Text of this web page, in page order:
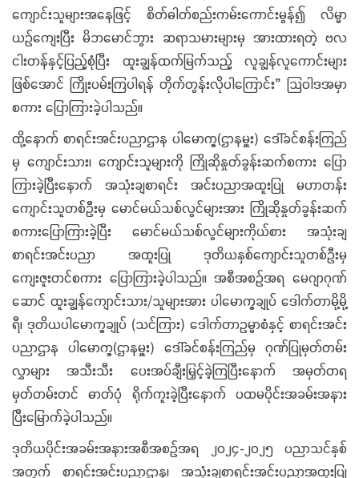
ကျောင်းသူများအနေဖြင့် စိတ်ဓါတ်စည်းကမ်းကောင်းမွန်၍ လိမ္မာ
ယဉ်ကျေးပြီး မိဘမောင်ဘွား ဆရာသမားများမှ အားထားရတဲ့ ဗလ
ငါးတန်နှင့်ပြည့်စုံပြီး ထူးချွန်ထက်မြက်သည့် လူချွန်လူကောင်းများ
ဖြစ်အောင် ကြိုးပမ်းကြပါရန် တိုက်တွန်းလိုပါကြောင်း” သြဝါဒအမှာ
စကား ပြောကြားခဲ့ပါသည်။
ထို့နောက် စာရင်းအင်းပညာဌာန ပါမောက္ခ(ဌာနမှူး) ဒေါ်ခင်စန်းကြည်
မှ ကျောင်းသား၊ ကျောင်းသူများကို ကြိုဆိုနှုတ်ခွန်းဆက်စကား ပြော
ကြားခဲ့ပြီးနောက် အသုံးချစာရင်း အင်းပညာအထူးပြု မဟာတန်း
ကျောင်းသူတစ်ဦးမှ မောင်မယ်သစ်လွင်များအား ကြိုဆိုနှုတ်ခွန်းဆက်
စကားပြောကြားခဲ့ပြီး မောင်မယ်သစ်လွင်များကိုယ်စား အသုံးချ
စာရင်းအင်းပညာ အထူးပြု ဒုတိယနှစ်ကျောင်းသူတစ်ဦးမှ
ကျေးဇူးတင်စကား ပြောကြားခဲ့ပါသည်။ အစီအစဉ်အရ မေဂျာဂုဏ်
ဆောင် ထူးချွန်ကျောင်းသား/သူများအား ပါမောက္ခချုပ် ဒေါက်တာမို့မို့
ရီ၊ ဒုတိယပါမောက္ခချုပ် (သင်ကြား) ‌ဒေါက်တာဥမ္မာစံနှင့် စာရင်းအင်း
ပညာဌာန ပါမောက္ခ(ဌာနမှူး) ဒေါ်ခင်စန်းကြည်မှ ဂုဏ်ပြုမှတ်တမ်း
လွှာများ အသီးသီး ပေးအပ်ချီးမြှင့်ခဲ့ကြပြီးနောက် အမှတ်တရ
မှတ်တမ်းတင် ဓာတ်ပုံ ရိုက်ကူးခဲ့ပြီးနောက် ပထမပိုင်းအခမ်းအနား
ပြီးမြောက်ခဲ့ပါသည်။
ဒုတိယပိုင်းအခမ်းအနားအစီအစဉ်အရ ၂၀၂၄-၂၀၂၅ ပညာသင်နှစ်
အတွက် စာရင်းအင်းပညာဌာန၊ အသုံးချစာရင်းအင်းပညာအထူးပြု